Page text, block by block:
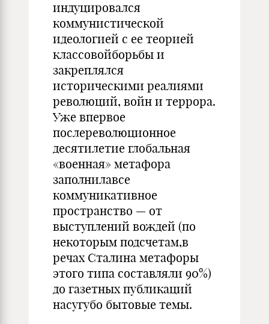
индуцировался
коммунистической
идеологией с ее теорией
классовойборьбы и
закреплялся
историческими реалиями
революций, войн и террора.
Уже впервое
послереволюционное
десятилетие глобальная
«военная» метафора
заполнилавсе
коммуникативное
пространство — от
выступлений вождей (по
некоторым подсчетам,в
речах Сталина метафоры
этого типа составляли 90%)
до газетных публикаций
насугубо бытовые темы.